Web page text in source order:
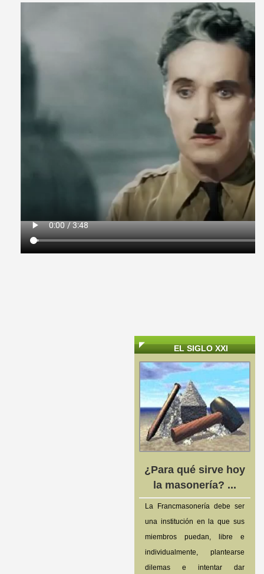
EL SIGLO XXI
¿Para qué sirve hoy
la masonería? ...
La Francmasonería debe ser
una institución en la que sus
miembros puedan, libre e
individualmente, plantearse
dilemas e intentar dar